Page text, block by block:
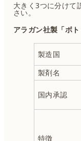
大きく3つに分けて
さい。
アラガン社製「ボト
製造国
製剤名
国内承認
特徴